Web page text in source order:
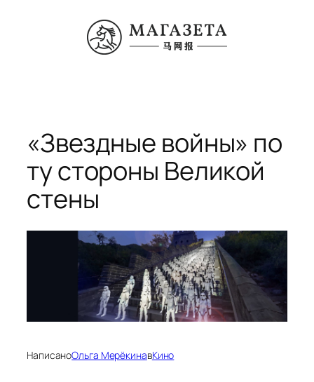
содержимому
«Звездные войны» по
ту стороны Великой
стены
НаписаноОльга МерёкинавКино